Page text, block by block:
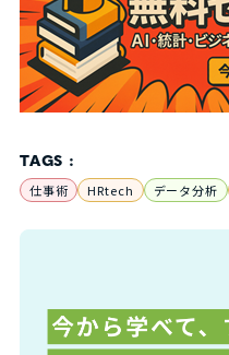
TAGS :
仕事術 HRtech データ分析